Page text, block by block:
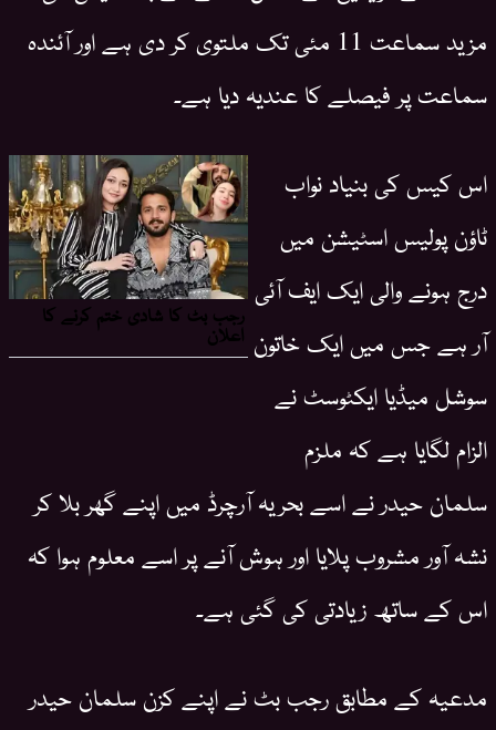
مزید سماعت 11 مئی تک ملتوی کر دی ہے اور آئندہ
سماعت پر فیصلے کا عندیہ دیا ہے۔
اس کیس کی بنیاد نواب
ٹاؤن پولیس اسٹیشن میں
درج ہونے والی ایک ایف آئی
آر ہے جس میں ایک خاتون
سوشل میڈیا ایکٹوسٹ نے
الزام لگایا ہے کہ ملزم
سلمان حیدر نے اسے بحریہ آرچرڈ میں اپنے گھر بلا کر
نشہ آور مشروب پلایا اور ہوش آنے پر اسے معلوم ہوا کہ
اس کے ساتھ زیادتی کی گئی ہے۔
مدعیہ کے مطابق رجب بٹ نے اپنے کزن سلمان حیدر